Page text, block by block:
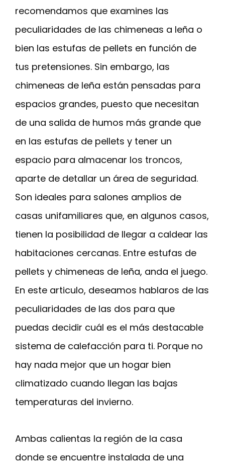
recomendamos que examines las
peculiaridades de las chimeneas a leña o
bien las estufas de pellets en función de
tus pretensiones. Sin embargo, las
chimeneas de leña están pensadas para
espacios grandes, puesto que necesitan
de una salida de humos más grande que
en las estufas de pellets y tener un
espacio para almacenar los troncos,
aparte de detallar un área de seguridad.
Son ideales para salones amplios de
casas unifamiliares que, en algunos casos,
tienen la posibilidad de llegar a caldear las
habitaciones cercanas. Entre estufas de
pellets y chimeneas de leña, anda el juego.
En este articulo, deseamos hablaros de las
peculiaridades de las dos para que
puedas decidir cuál es el más destacable
sistema de calefacción para ti. Porque no
hay nada mejor que un hogar bien
climatizado cuando llegan las bajas
temperaturas del invierno.
Ambas calientas la región de la casa
donde se encuentre instalada de una